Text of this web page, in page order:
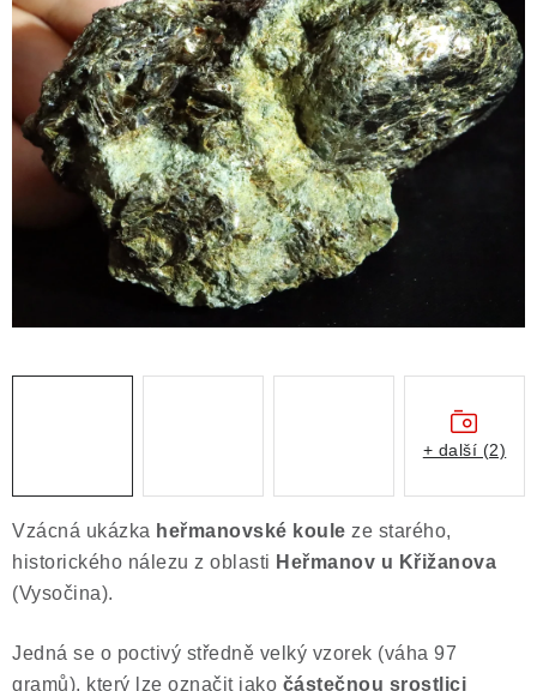
KRYSTALY
ČLÁNKY
NALEZIŠTĚ
NÁŠ PŘÍBĚH
VIDEOGALERIE
Výkup minerálů a drahých kamenů
Formulář pro uplatnění reklamace
Poučení o právu na odstoupení od smlouvy
Vzácná ukázka heřmanovské koule ze starého,
historického nálezu z oblasti Heřmanov u Křižanova
(Vysočina).
Jedná se o poctivý středně velký vzorek (váha 97
gramů), který lze označit jako částečnou srostlici
+ další (2)